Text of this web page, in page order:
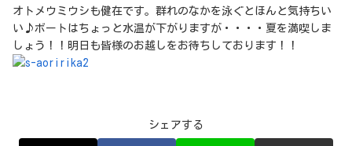
オトメウミウシも健在です。群れのなかを泳ぐとほんと気持ちい
い♪ボートはちょっと水温が下がりますが・・・・夏を満喫しま
しょう！！明日も皆様のお越しをお待ちしております！！
シェアする